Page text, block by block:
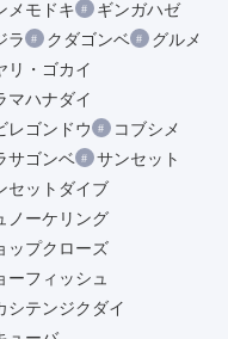
メモドキ
ギンガハゼ
ラ
クダゴンベ
グルメ
リ・ゴカイ
マハナダイ
レゴンドウ
コブシメ
サゴンベ
サンセット
セットダイブ
ノーケリング
ップクローズ
ーフィッシュ
シテンジクダイ